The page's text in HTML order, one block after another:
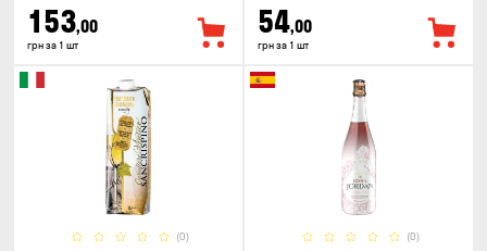
153,00
грн за 1 шт
54,00
грн за 1 шт
(0) (0)